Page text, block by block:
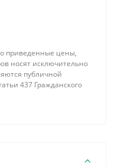
приведенные цены,
носят исключительно
публичной
437 Гражданского